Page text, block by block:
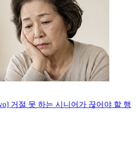
거절 못 하는 시니어가 끊어야 할 행